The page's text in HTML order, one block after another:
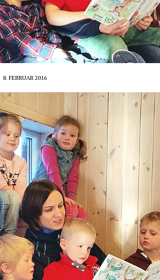
8. FEBRUAR 2016